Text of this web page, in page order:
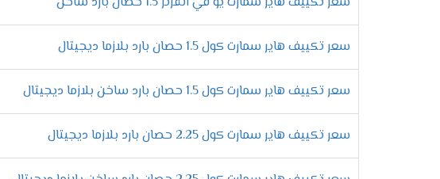
سعر تكييف هاير سمارت كول 1.5 حصان بارد بلازما ديجيتال
سعر تكييف هاير سمارت كول 1.5 حصان بارد ساخن بلازما ديجيتال
سعر تكييف هاير سمارت كول 2.25 حصان بارد بلازما ديجيتال